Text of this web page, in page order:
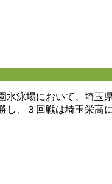
水泳場において、埼
、３回戦は埼玉栄高